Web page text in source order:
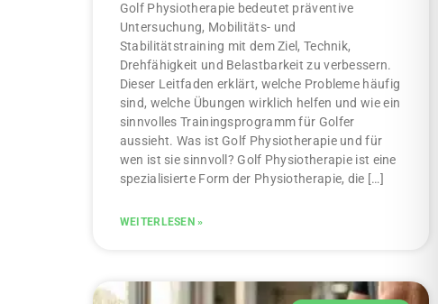
Golf Physiotherapie bedeutet präventive
Untersuchung, Mobilitäts- und
Stabilitätstraining mit dem Ziel, Technik,
Drehfähigkeit und Belastbarkeit zu verbessern.
Dieser Leitfaden erklärt, welche Probleme häufig
sind, welche Übungen wirklich helfen und wie ein
sinnvolles Trainingsprogramm für Golfer
aussieht. Was ist Golf Physiotherapie und für
wen ist sie sinnvoll? Golf Physiotherapie ist eine
spezialisierte Form der Physiotherapie, die […]
WEITERLESEN »